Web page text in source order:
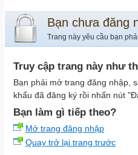
Bạn chưa đăng
Trang này yêu cầu bạn
Truy cập trang này như
Bạn phải mở trang đăng nhập,
khẩu đã đăng ký rồi nhấn nút
Bạn làm gì tiếp theo?
Mở trang đăng nhập
Quay trở lại trang trước